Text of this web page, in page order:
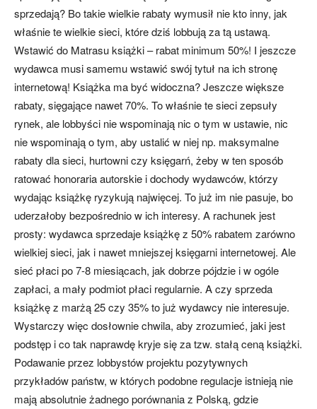
sprzedają? Bo takie wielkie rabaty wymusił nie kto inny, jak
właśnie te wielkie sieci, które dziś lobbują za tą ustawą.
Wstawić do Matrasu książki – rabat minimum 50%! I jeszcze
wydawca musi samemu wstawić swój tytuł na ich stronę
internetową! Książka ma być widoczna? Jeszcze większe
rabaty, sięgające nawet 70%. To właśnie te sieci zepsuły
rynek, ale lobbyści nie wspominają nic o tym w ustawie, nic
nie wspominają o tym, aby ustalić w niej np. maksymalne
rabaty dla sieci, hurtowni czy księgarń, żeby w ten sposób
ratować honoraria autorskie i dochody wydawców, którzy
wydając książkę ryzykują najwięcej. To już im nie pasuje, bo
uderzałoby bezpośrednio w ich interesy. A rachunek jest
prosty: wydawca sprzedaje książkę z 50% rabatem zarówno
wielkiej sieci, jak i nawet mniejszej księgarni internetowej. Ale
sieć płaci po 7-8 miesiącach, jak dobrze pójdzie i w ogóle
zapłaci, a mały podmiot płaci regularnie. A czy sprzeda
książkę z marżą 25 czy 35% to już wydawcy nie interesuje.
Wystarczy więc dosłownie chwila, aby zrozumieć, jaki jest
podstęp i co tak naprawdę kryje się za tzw. stałą ceną książki.
Podawanie przez lobbystów projektu pozytywnych
przykładów państw, w których podobne regulacje istnieją nie
mają absolutnie żadnego porównania z Polską, gdzie